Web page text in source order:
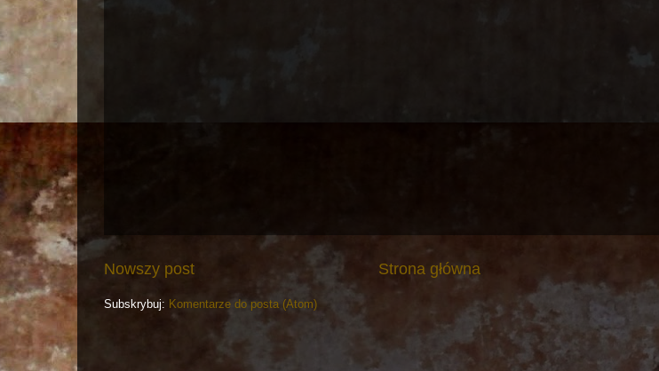
Nowszy post Strona główna
Subskrybuj: Komentarze do posta (Atom)